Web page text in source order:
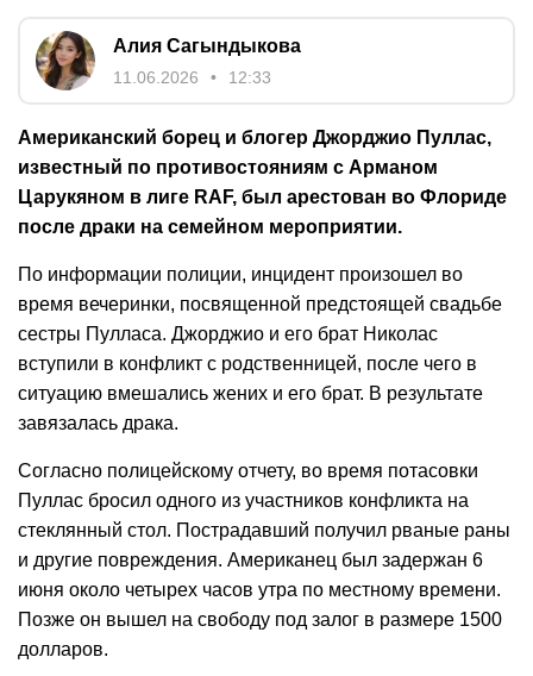
Алия Сагындыкова
11.06.2026 12:33
Американский борец и блогер Джорджио Пуллас,
известный по противостояниям с Арманом
Царукяном в лиге RAF, был арестован во Флориде
после драки на семейном мероприятии.
По информации полиции, инцидент произошел во
время вечеринки, посвященной предстоящей свадьбе
сестры Пулласа. Джорджио и его брат Николас
вступили в конфликт с родственницей, после чего в
ситуацию вмешались жених и его брат. В результате
завязалась драка.
Согласно полицейскому отчету, во время потасовки
Пуллас бросил одного из участников конфликта на
стеклянный стол. Пострадавший получил рваные раны
и другие повреждения. Американец был задержан 6
июня около четырех часов утра по местному времени.
Позже он вышел на свободу под залог в размере 1500
долларов.